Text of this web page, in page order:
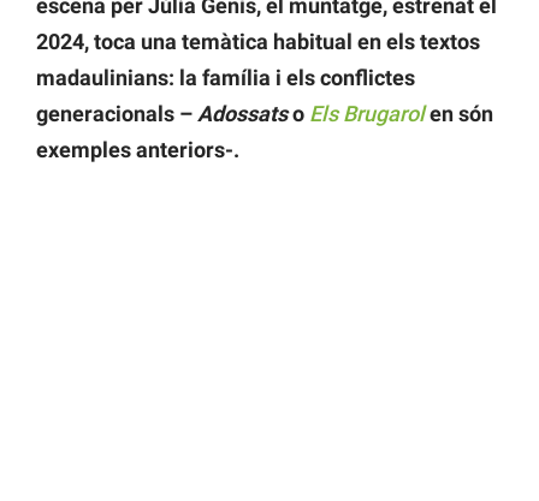
escena per Júlia Genís, el muntatge, estrenat el
2024, toca una temàtica habitual en els textos
madaulinians: la família i els conflictes
generacionals – Adossatso Els Brugarolen són
exemples anteriors-.